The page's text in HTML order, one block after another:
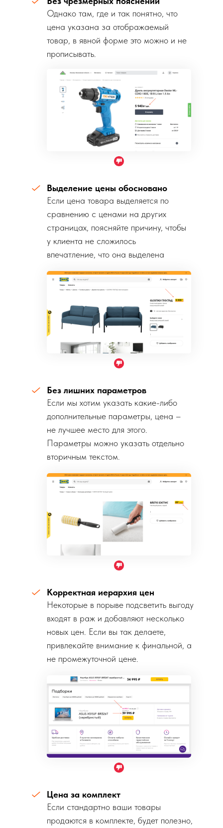
Однако там, где и так понятно, что
цена указана за отображаемый
товар, в явной форме это можно и не
прописывать.
Выделение цены обосновано
Если цена товара выделяется по
сравнению с ценами на других
страницах, поясняйте причину, чтобы
у клиента не сложилось
впечатление, что она выделена
Без лишних параметров
Если мы хотим указать какие-либо
дополнительные параметры, цена –
не лучшее место для этого.
Параметры можно указать отдельно
вторичным текстом.
Корректная иерархия цен
Некоторые в порыве подсветить выгоду
входят в раж и добавляют несколько
новых цен. Если вы так делаете,
привлекайте внимание к финальной, а
не промежуточной цене.
Цена за комплект
Если стандартно ваши товары
продаются в комплекте, будет полезно,